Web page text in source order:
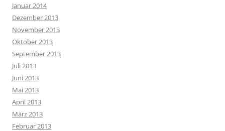
Januar 2014
Dezember 2013
November 2013
Oktober 2013
September 2013
Juli 2013
Juni 2013
Mai 2013
April 2013
März 2013
Februar 2013